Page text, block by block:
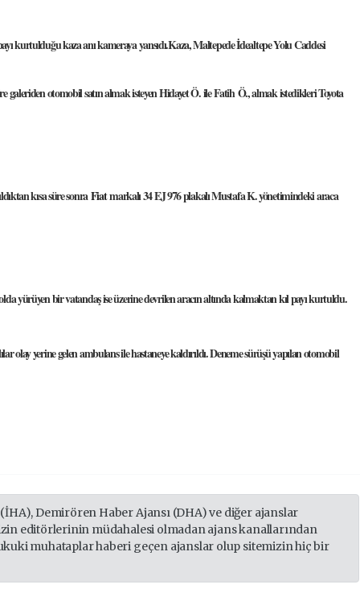
kurtulduğu kaza anı kameraya yansıdı.Kaza, Maltepede İdealtepe Yolu Caddesi
galeriden otomobil satın almak isteyen Hidayet Ö. ile Fatih Ö., almak istedikleri Toyota
kısa süre sonraFiatmarkalı 34 EJ 976 plakalı Mustafa K. yönetimindeki araca
yürüyen bir vatandaş ise üzerine devrilen aracın altında kalmaktan kıl payı kurtuldu.
olay yerine gelen ambulans ile hastaneye kaldırıldı. Deneme sürüşü yapılan otomobil
Demirören Haber Ajansı (DHA) ve diğer ajanslar
editörlerinin müdahalesi olmadan ajans kanallarından
muhataplar haberi geçen ajanslar olup sitemizin hiç bir